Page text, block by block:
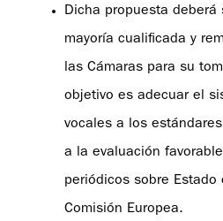
Dicha propuesta deberá
mayoría cualificada y
las Cámaras para su
objetivo es adecuar el
vocales a los
a la evaluación
periódicos sobre Estado
Comisión Europea.